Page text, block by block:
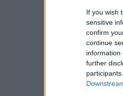
If you wish
sensitive
confirm
continue
information
further